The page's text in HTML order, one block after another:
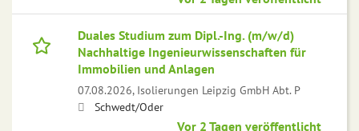
Duales Studium zum Dipl.-Ing. (m/w/d)
Nachhaltige Ingenieurwissenschaften für
Immobilien und Anlagen
07.08.2026, Isolierungen Leipzig GmbH Abt. P
Schwedt/Oder
Vor 2 Tagen veröffentlicht